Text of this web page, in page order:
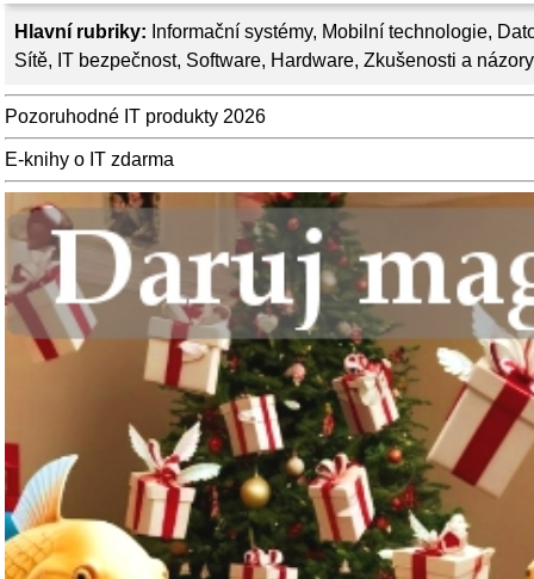
Hlavní rubriky: Informační systémy, Mobilní technologie,
Sítě, IT bezpečnost, Software, Hardware, Zkušenosti a názory
Pozoruhodné IT produkty 2026
E-knihy o IT zdarma